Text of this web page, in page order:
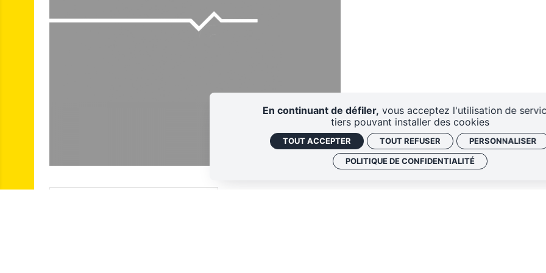
En continuant de défiler, vous acceptez l'utilisation de
tiers pouvant installer des cookies
TOUT ACCEPTER TOUT REFUSER PERSONNALISER
POLITIQUE DE CONFIDENTIALITÉ